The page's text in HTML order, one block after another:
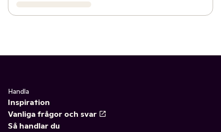
Handla
Inspiration
Vanliga frågor och svar
Så handlar du